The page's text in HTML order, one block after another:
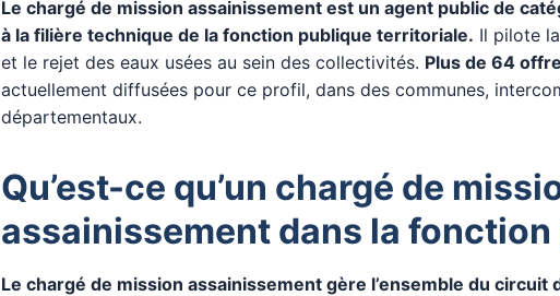
Le chargé de mission assainissement est un agent public de
à la filière technique de la fonction publique territoriale. Il pilote
et le rejet des eaux usées au sein des collectivités. Plus de 64
actuellement diffusées pour ce profil, dans des communes,
départementaux.
Qu’est-ce qu’un chargé de
assainissement dans la fonction
Le chargé de mission assainissement gère l’ensemble du circuit